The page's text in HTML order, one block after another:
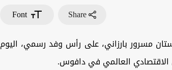
Share
Font
مسرور بارزاني، على رأس وفد رسمي، اليوم
الاقتصادي العالمي في دافوس.